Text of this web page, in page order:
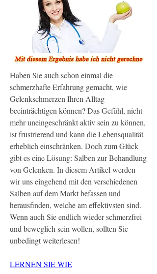
Haben Sie auch schon einmal die
schmerzhafte Erfahrung gemacht, wie
Gelenkschmerzen Ihren Alltag
beeinträchtigen können? Das Gefühl, nicht
mehr uneingeschränkt aktiv sein zu können,
ist frustrierend und kann die Lebensqualität
erheblich einschränken. Doch zum Glück
gibt es eine Lösung: Salben zur Behandlung
von Gelenken. In diesem Artikel werden
wir uns eingehend mit den verschiedenen
Salben auf dem Markt befassen und
herausfinden, welche am effektivsten sind.
Wenn auch Sie endlich wieder schmerzfrei
und beweglich sein wollen, sollten Sie
unbedingt weiterlesen!
LERNEN SIE WIE